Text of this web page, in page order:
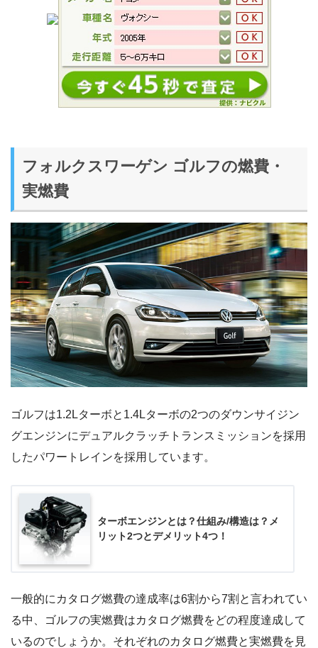
フォルクスワーゲン ゴルフの燃費・
実燃費
ゴルフは1.2Lターボと1.4Lターボの2つのダウンサイジン
グエンジンにデュアルクラッチトランスミッションを採用
したパワートレインを採用しています。
ターボエンジンとは？仕組み/構造は？メ
リット2つとデメリット4つ！
一般的にカタログ燃費の達成率は6割から7割と言われてい
る中、ゴルフの実燃費はカタログ燃費をどの程度達成して
いるのでしょうか。それぞれのカタログ燃費と実燃費を見